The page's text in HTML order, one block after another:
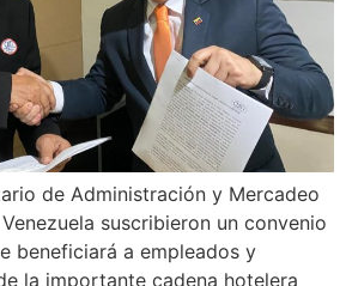
de Administración y Mercadeo
suscribieron un convenio
beneficiará a empleados y
la importante cadena hotelera